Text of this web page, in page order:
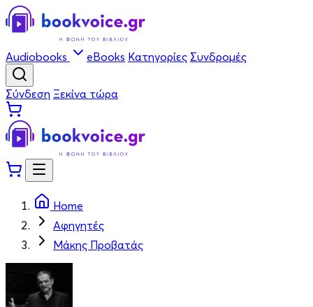
Audiobooks eBooks Κατηγορίες Συνδρομές
Σύνδεση Ξεκίνα τώρα
Home
Αφηγητές
Μάκης Προβατάς